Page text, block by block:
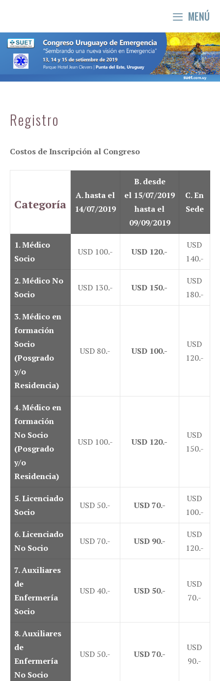
contenido
MENÚ
Registro
Costos de Inscripción al Congreso
Categoría
A. hasta el
14/07/2019
B. desde
el 15/07/2019
hasta el
09/09/2019
C. En
Sede
1. Médico
Socio
USD 100.- USD 120.-
USD
140.-
2. MédicoNo
Socio
USD 130.- USD 150.-
USD
180.-
3. Médico en
formación
Socio
(Posgrado
y/o
Residencia)
USD 80.- USD 100.-
USD
120.-
4. Médico en
formación
No Socio
(Posgrado
y/o
Residencia)
USD 100.- USD 120.-
USD
150.-
5. Licenciado
Socio
USD 50.- USD 70.-
USD
100.-
6. Licenciado
No Socio
USD 70.- USD 90.-
USD
120.-
7. Auxiliares
de
Enfermería
Socio
USD 40.- USD 50.-
USD
70.-
8. Auxiliares
de
Enfermería
No Socio
USD 50.- USD 70.-
USD
90.-